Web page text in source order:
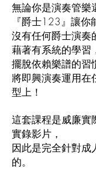
無論你是演奏管樂
『爵士123』讓你
沒有任何爵士演奏
藉著有系統的學習
擺脫依賴樂譜的習
將即興演奏運用在
型上！
這套課程是威廉實
實錄影片，
因此是完全針對成
的。